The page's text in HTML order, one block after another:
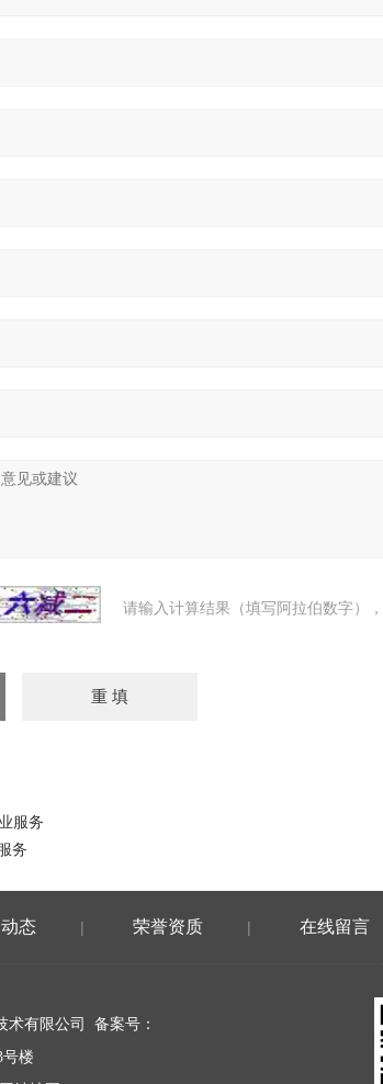
请输入计算结果（填写阿拉伯数字）
服务
务
态 | 荣誉资质 | 在线留言
术有限公司 备案号：
楼